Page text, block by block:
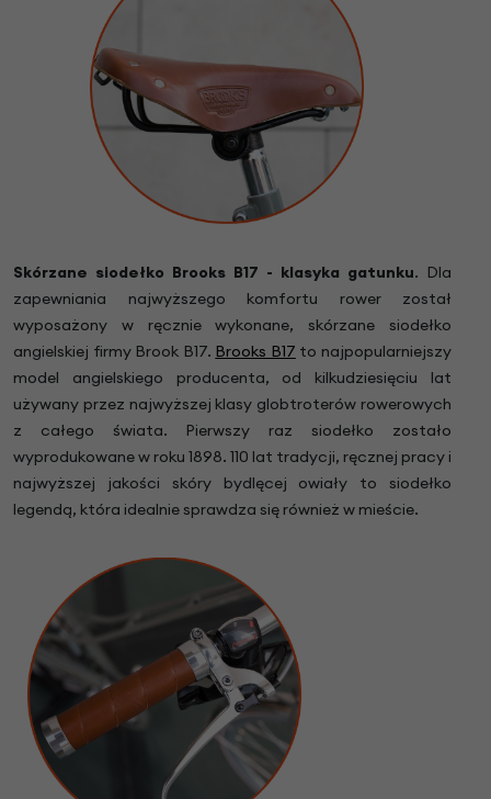
Skórzane siodełko Brooks B17 - klasyka gatunku. Dla
zapewniania najwyższego komfortu rower został
wyposażony w ręcznie wykonane, skórzane siodełko
angielskiej firmy Brook B17. Brooks B17 to najpopularniejszy
model angielskiego producenta, od kilkudziesięciu lat
używany przez najwyższej klasy globtroterów rowerowych
z całego świata. Pierwszy raz siodełko zostało
wyprodukowane w roku 1898. 110 lat tradycji, ręcznej pracy i
najwyższej jakości skóry bydlęcej owiały to siodełko
legendą, która idealnie sprawdza się również w mieście.